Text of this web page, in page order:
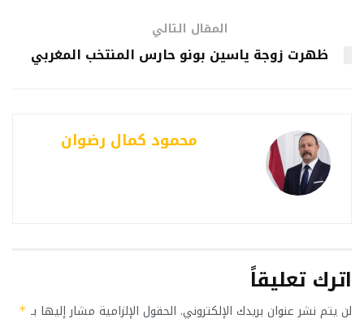
المقال التالي
ظهرت زوجة ياسين بونو حارس المنتخب المغربي
محمود كمال رضوان
اترك تعليقاً
لن يتم نشر عنوان بريدك الإلكتروني. الحقول الإلزامية مشار إليها بـ *